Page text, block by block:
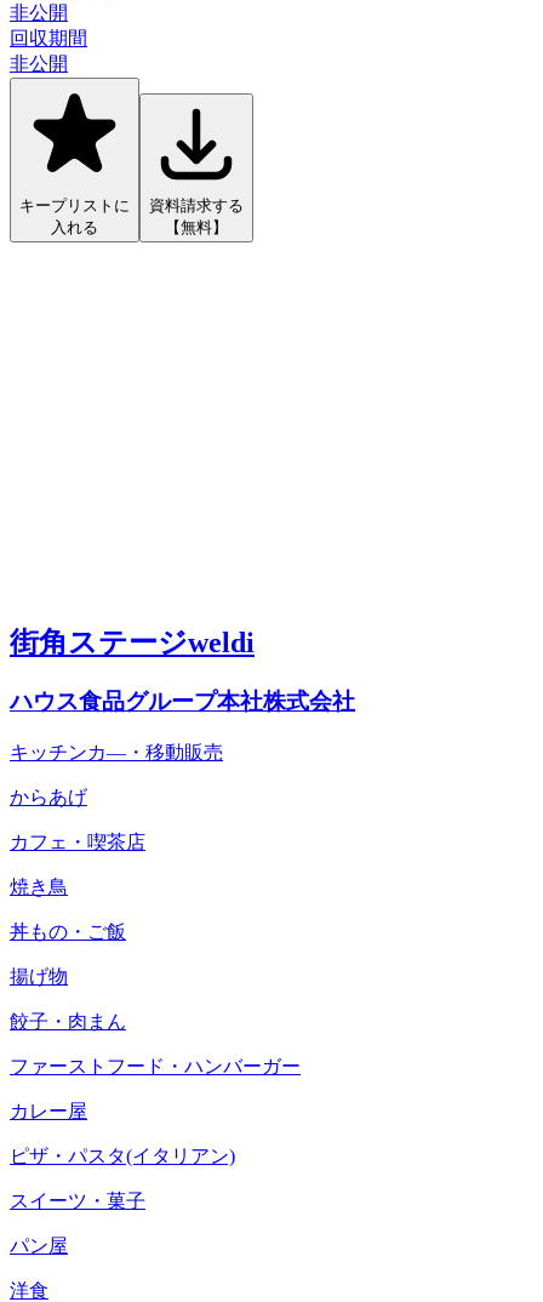
非公開
回収期間
非公開
キープリストに
入れる
資料請求する
【無料】
街角ステージweldi
ハウス食品グループ本社株式会社
キッチンカ―・移動販売
からあげ
カフェ・喫茶店
焼き鳥
丼もの・ご飯
揚げ物
餃子・肉まん
ファーストフード・ハンバーガー
カレー屋
ピザ・パスタ(イタリアン)
スイーツ・菓子
パン屋
洋食